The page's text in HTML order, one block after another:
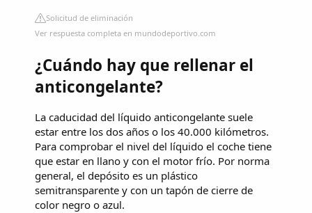
Solicitud de eliminación
Ver respuesta completa en mundodeportivo.com
¿Cuándo hay que rellenar el
anticongelante?
La caducidad del líquido anticongelante suele
estar entre los dos años o los 40.000 kilómetros.
Para comprobar el nivel del líquido el coche tiene
que estar en llano y con el motor frío. Por norma
general, el depósito es un plástico
semitransparente y con un tapón de cierre de
color negro o azul.